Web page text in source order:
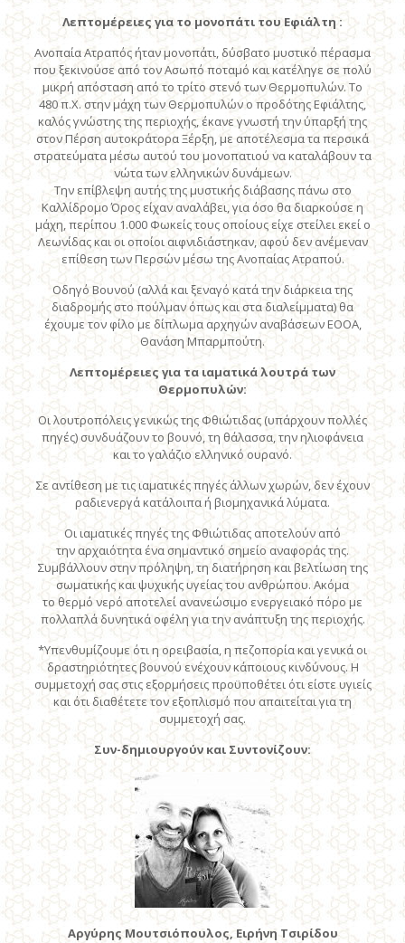
Λεπτομέρειες για το μονοπάτι του Εφιάλτη :
Ανοπαία Ατραπός ήταν μονοπάτι, δύσβατο μυστικό πέρασμα
που ξεκινούσε από τον Ασωπό ποταμό και κατέληγε σε πολύ
μικρή απόσταση από το τρίτο στενό των Θερμοπυλών. Το
480 π.Χ. στην μάχη των Θερμοπυλών ο προδότης Εφιάλτης,
καλός γνώστης της περιοχής, έκανε γνωστή την ύπαρξή της
στον Πέρση αυτοκράτορα Ξέρξη, με αποτέλεσμα τα περσικά
στρατεύματα μέσω αυτού του μονοπατιού να καταλάβουν τα
νώτα των ελληνικών δυνάμεων.
Την επίβλεψη αυτής της μυστικής διάβασης πάνω στο
Καλλίδρομο Όρος είχαν αναλάβει, για όσο θα διαρκούσε η
μάχη, περίπου 1.000 Φωκείς τους οποίους είχε στείλει εκεί ο
Λεωνίδας και οι οποίοι αιφνιδιάστηκαν, αφού δεν ανέμεναν
επίθεση των Περσών μέσω της Ανοπαίας Ατραπού.
Οδηγό Βουνού (αλλά και ξεναγό κατά την διάρκεια της
διαδρομής στο πούλμαν όπως και στα διαλείμματα) θα
έχουμε τον φίλο με δίπλωμα αρχηγών αναβάσεων ΕΟΟΑ,
Θανάση Μπαρμπούτη.
Λεπτομέρειες για τα ιαματικά λουτρά των
Θερμοπυλών:
Οι λουτροπόλεις γενικώς της Φθιώτιδας (υπάρχουν πολλές
πηγές) συνδυάζουν το βουνό, τη θάλασσα, την ηλιοφάνεια
και το γαλάζιο ελληνικό ουρανό.
Σε αντίθεση με τις ιαματικές πηγές άλλων χωρών, δεν έχουν
ραδιενεργά κατάλοιπα ή βιομηχανικά λύματα.
Οι ιαματικές πηγές της Φθιώτιδας αποτελούν από
την αρχαιότητα ένα σημαντικό σημείο αναφοράς της.
Συμβάλλουν στην πρόληψη, τη διατήρηση και βελτίωση της
σωματικής και ψυχικής υγείας του ανθρώπου. Ακόμα
το θερμό νερό αποτελεί ανανεώσιμο ενεργειακό πόρο με
πολλαπλά δυνητικά οφέλη για την ανάπτυξη της περιοχής.
*Υπενθυμίζουμε ότι η ορειβασία, η πεζοπορία και γενικά οι
δραστηριότητες βουνού ενέχουν κάποιους κινδύνους. Η
συμμετοχή σας στις εξορμήσεις προϋποθέτει ότι είστε υγιείς
και ότι διαθέτετε τον εξοπλισμό που απαιτείται για τη
συμμετοχή σας.
Συν-δημιουργούν και Συντονίζουν:
Αργύρης Μουτσιόπουλος, Ειρήνη Τσιρίδου